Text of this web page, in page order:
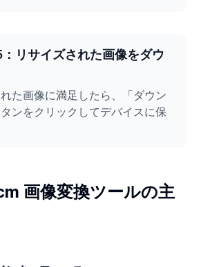
リサイズされた画像をダウ
た画像に満足したら、「ダウン
ンをクリックしてデバイスに保
画像変換ツールの主